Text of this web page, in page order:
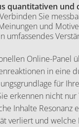
quantitativen und
Sie
und
umfassendes
Online-Panel
in eine
für Ihre
erkennen nicht nur
Inhalte Resonanz
verliert und welche